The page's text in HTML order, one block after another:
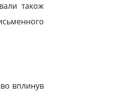
також
вплинув